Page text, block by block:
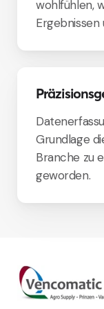
wohlfühlen,
Ergebnissen
Grundlage
Branche zu
geworden.